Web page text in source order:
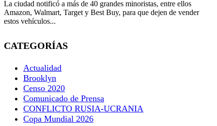
La ciudad notificó a más de 40 grandes minoristas, entre ellos
Amazon, Walmart, Target y Best Buy, para que dejen de vender
estos vehículos...
CATEGORÍAS
Actualidad
Brooklyn
Censo 2020
Comunicado de Prensa
CONFLICTO RUSIA-UCRANIA
Copa Mundial 2026